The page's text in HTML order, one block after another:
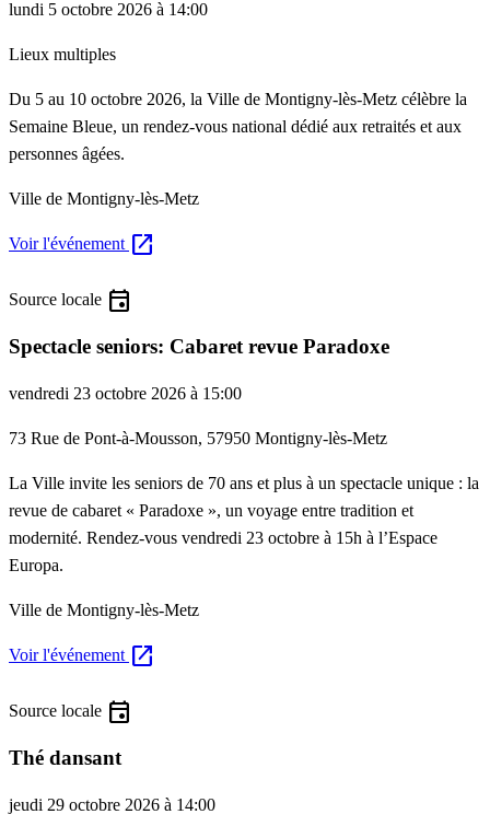
lundi 5 octobre 2026 à 14:00
Lieux multiples
Du 5 au 10 octobre 2026, la Ville de Montigny-lès-Metz célèbre la
Semaine Bleue, un rendez-vous national dédié aux retraités et aux
personnes âgées.
Ville de Montigny-lès-Metz
Voir l'événement open_in_new
Source locale event
Spectacle seniors: Cabaret revue Paradoxe
vendredi 23 octobre 2026 à 15:00
73 Rue de Pont-à-Mousson, 57950 Montigny-lès-Metz
La Ville invite les seniors de 70 ans et plus à un spectacle unique : la
revue de cabaret « Paradoxe », un voyage entre tradition et
modernité. Rendez-vous vendredi 23 octobre à 15h à l’Espace
Europa.
Ville de Montigny-lès-Metz
Voir l'événement open_in_new
Source locale event
Thé dansant
jeudi 29 octobre 2026 à 14:00